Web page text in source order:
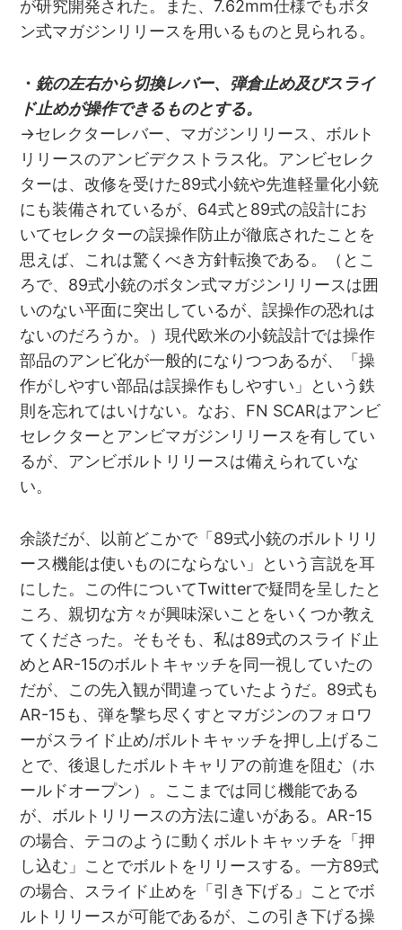
が研究開発された。また、7.62mm仕様でもボタ
ン式マガジンリリースを用いるものと見られる。
・ 銃の左右から切換レバー、弾倉止め及びスライ
ド止めが操作できるものとする。
→セレクターレバー、マガジンリリース、ボルト
リリースのアンビデクストラス化。アンビセレク
ターは、改修を受けた89式小銃や先進軽量化小銃
にも装備されているが、64式と89式の設計にお
いてセレクターの誤操作防止が徹底されたことを
思えば、これは驚くべき方針転換である。（とこ
ろで、89式小銃のボタン式マガジンリリースは囲
いのない平面に突出しているが、誤操作の恐れは
ないのだろうか。）現代欧米の小銃設計では操作
部品のアンビ化が一般的になりつつあるが、「操
作がしやすい部品は誤操作もしやすい」という鉄
則を忘れてはいけない。なお、FN SCARはアンビ
セレクターとアンビマガジンリリースを有してい
るが、アンビボルトリリースは備えられていな
い。
余談だが、以前どこかで「89式小銃のボルトリリ
ース機能は使いものにならない」という言説を耳
にした。この件についてTwitterで疑問を呈したと
ころ、親切な方々が興味深いことをいくつか教え
てくださった。そもそも、私は89式のスライド止
めとAR-15のボルトキャッチを同一視していたの
だが、この先入観が間違っていたようだ。89式も
AR-15も、弾を撃ち尽くすとマガジンのフォロワ
ーがスライド止め/ボルトキャッチを押し上げるこ
とで、後退したボルトキャリアの前進を阻む（ホ
ールドオープン）。ここまでは同じ機能である
が、ボルトリリースの方法に違いがある。AR-15
の場合、テコのように動くボルトキャッチを「押
し込む」ことでボルトをリリースする。一方89式
の場合、スライド止めを「引き下げる」ことでボ
ルトリリースが可能であるが、この引き下げる操